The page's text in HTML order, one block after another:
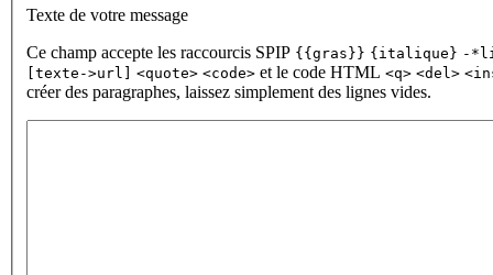
Texte de votre message
Ce champ accepte les raccourcis SPIP {{gras}} {italique} -
[texte->url]
<quote> <code> et le code HTML <q> <del>
créer des paragraphes, laissez simplement des lignes vides.